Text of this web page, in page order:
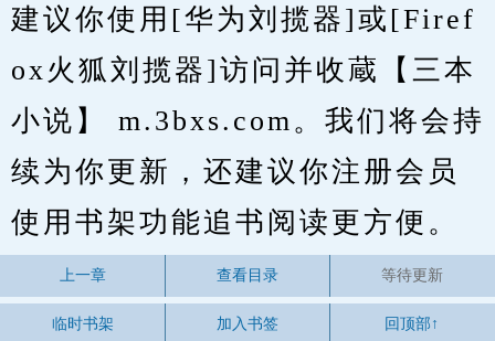
建议你使用[华为刘揽器]或[Firef
ox火狐刘揽器]访问并收蔵【三本
小说】 m.3bxs.com。我们将会持
续为你更新，还建议你注册会员
使用书架功能追书阅读更方便。
上一章 查看目录 等待更新
临时书架 加入书签 回顶部↑